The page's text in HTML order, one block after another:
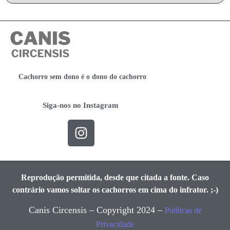
Cachorro sem dono é o dono do cachorro
Siga-nos no Instagram
Reprodução permitida, desde que citada a fonte. Caso
contrário vamos soltar os cachorros em cima do infrator. ;-)
Canis Circensis – Copyright 2024 – Políticas de
Privacidade